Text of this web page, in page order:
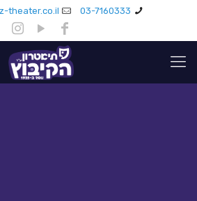
03-7160333
theater.co.il